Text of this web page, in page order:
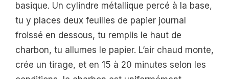
basique. Un cylindre métallique percé à la base,
tu y places deux feuilles de papier journal
froissé en dessous, tu remplis le haut de
charbon, tu allumes le papier. L’air chaud monte,
crée un tirage, et en 15 à 20 minutes selon les